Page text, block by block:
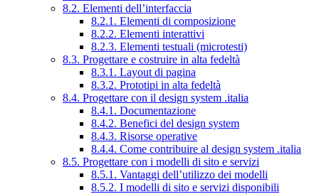
8.2. Elementi dell’interfaccia
8.2.1. Elementi di composizione
8.2.2. Elementi interattivi
8.2.3. Elementi testuali (microtesti)
8.3. Progettare e costruire in alta fedeltà
8.3.1. Layout di pagina
8.3.2. Prototipi in alta fedeltà
8.4. Progettare con il design system .italia
8.4.1. Documentazione
8.4.2. Benefici del design system
8.4.3. Risorse operative
8.4.4. Come contribuire al design system .italia
8.5. Progettare con i modelli di sito e servizi
8.5.1. Vantaggi dell’utilizzo dei modelli
8.5.2. I modelli di sito e servizi disponibili